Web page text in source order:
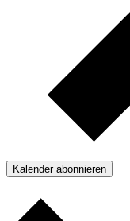
Kalender abonnieren